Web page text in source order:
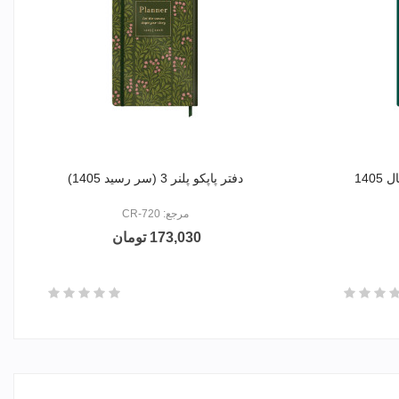
دفتر پاپکو پلنر 3 (سر رسید 1405)
مرجع: CR-720
173,030 تومان